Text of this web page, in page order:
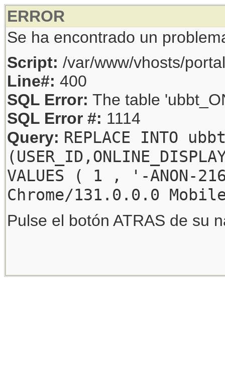
ERROR
Se ha encontrado un
Script: /var/www/vhosts/
Line#: 400
SQL Error: The table
SQL Error #: 1114
Query: REPLACE INTO
VALUES ( 1 , '-
Chrome/131.0.0.0
Pulse el botón ATRAS de su